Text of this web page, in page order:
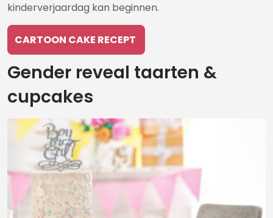
kinderverjaardag kan beginnen.
CARTOON CAKE RECEPT
Gender reveal taarten &
cupcakes